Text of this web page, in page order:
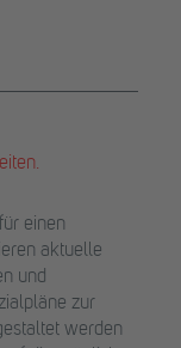
einen
aktuelle
und
zur
werden